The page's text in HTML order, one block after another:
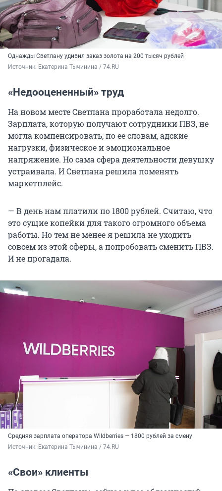
Однажды Светлану удивил заказ золота на 200 тысяч рублей
Источник: Екатерина Тычинина / 74.RU
«Недооцененный» труд
На новом месте Светлана проработала недолго.
Зарплата, которую получают сотрудники ПВЗ, не
могла компенсировать, по ее словам, адские
нагрузки, физическое и эмоциональное
напряжение. Но сама сфера деятельности девушку
устраивала. И Светлана решила поменять
маркетплейс.
— В день нам платили по 1800 рублей. Считаю, что
это сущие копейки для такого огромного объема
работы. Но тем не менее я решила не уходить
совсем из этой сферы, а попробовать сменить ПВЗ.
И не прогадала.
Средняя зарплата оператора Wildberries — 1800 рублей за смену
Источник: Екатерина Тычинина / 74.RU
«Свои» клиенты